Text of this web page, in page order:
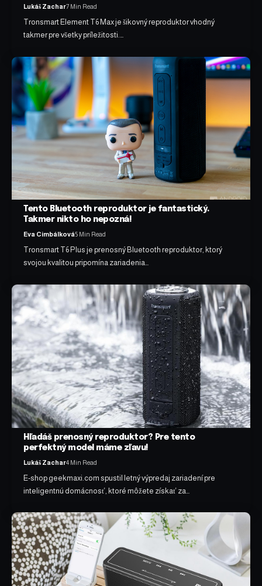
Lukáš Zachar7 Min Read
Tronsmart Element T6 Max je šikovný reproduktor vhodný
takmer pre všetky príležitosti.…
Tento Bluetooth reproduktor je fantastický.
Takmer nikto ho nepozná!
Eva Cimbálková5 Min Read
Tronsmart T6 Plus je prenosný Bluetooth reproduktor, ktorý
svojou kvalitou pripomína zariadenia…
Hľadáš prenosný reproduktor? Pre tento
perfektný model máme zľavu!
Lukáš Zachar4 Min Read
E-shop geekmaxi.com spustil letný výpredaj zariadení pre
inteligentnú domácnosť, ktoré môžete získať za…